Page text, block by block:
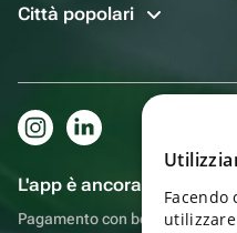
Città popolari
L'app è ancora più
Pagamento con bonus,
Facendo